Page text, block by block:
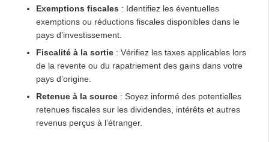
Exemptions fiscales : Identifiez les éventuelles
exemptions ou réductions fiscales disponibles dans le
pays d’investissement.
Fiscalité à la sortie : Vérifiez les taxes applicables lors
de la revente ou du rapatriement des gains dans votre
pays d’origine.
Retenue à la source : Soyez informé des potentielles
retenues fiscales sur les dividendes, intérêts et autres
revenus perçus à l’étranger.